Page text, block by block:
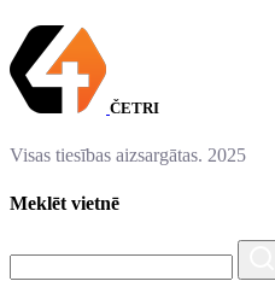
ČETRI
Visas tiesības aizsargātas. 2025
Meklēt vietnē